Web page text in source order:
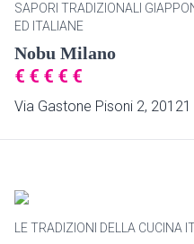
SAPORI TRADIZIONALI
ED ITALIANE
Nobu Milano
€ € € € €
Via Gastone Pisoni 2,
LE TRADIZIONI DELLA CUCINA